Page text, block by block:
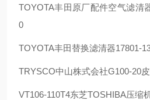
TOYOTA丰田原厂配件空气滤清
0
TOYOTA丰田替换滤清器17801-
TRYSCO中山株式会社G100-20
VT106-110T4东芝TOSHIBA压缩